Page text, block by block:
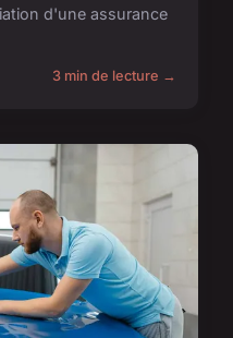
d'une assurance
3 min de lecture →